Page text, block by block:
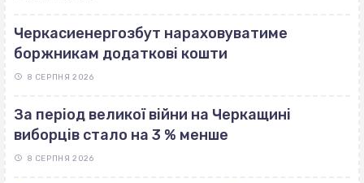
Черкасиенергозбут нараховуватиме
боржникам додаткові кошти
8 СЕРПНЯ 2026
За період великої війни на Черкащині
виборців стало на 3 % менше
8 СЕРПНЯ 2026